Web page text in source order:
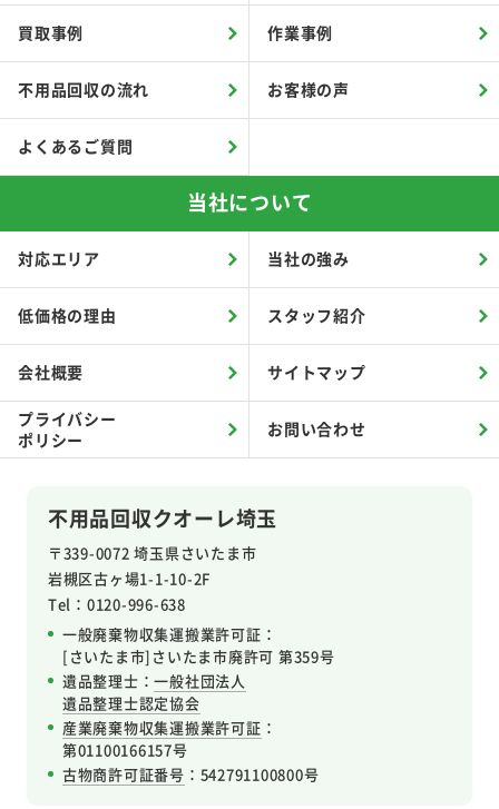
不用品回収クオーレ埼玉
〒339-0072 埼玉県さいたま市
岩槻区古ヶ場1-1-10-2F
Tel：0120-996-638
一般廃棄物収集運搬業許可証：
[さいたま市]さいたま市廃許可 第359号
遺品整理士：一般社団法人
遺品整理士認定協会
産業廃棄物収集運搬業許可証 ：
第01100166157号
古物商許可証番号 ：542791100800号
買取事例 作業事例
不用品回収の流れ お客様の声
よくあるご質問
当社について
対応エリア 当社の強み
低価格の理由 スタッフ紹介
会社概要 サイトマップ
プライバシー
ポリシー
お問い合わせ